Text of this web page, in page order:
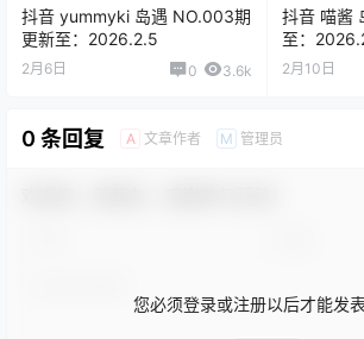
抖音 yummyki 岛遇 NO.003期
更新至：2026.2.5
2月6日 0 3.6k
抖音 喵酱
至：
2月10日
0 条回复 A 文章作者 M 管理员
您必须登录或注册以后才能发